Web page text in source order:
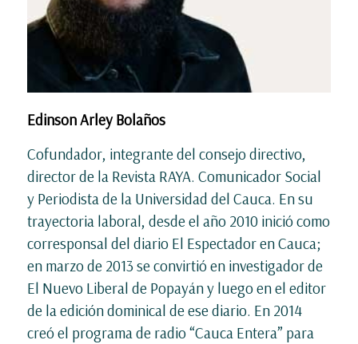
Edinson Arley Bolaños
Cofundador, integrante del consejo directivo,
director de la Revista RAYA. Comunicador Social
y Periodista de la Universidad del Cauca. En su
trayectoria laboral, desde el año 2010 inició como
corresponsal del diario El Espectador en Cauca;
en marzo de 2013 se convirtió en investigador de
El Nuevo Liberal de Popayán y luego en el editor
de la edición dominical de ese diario. En 2014
creó el programa de radio “Cauca Entera” para